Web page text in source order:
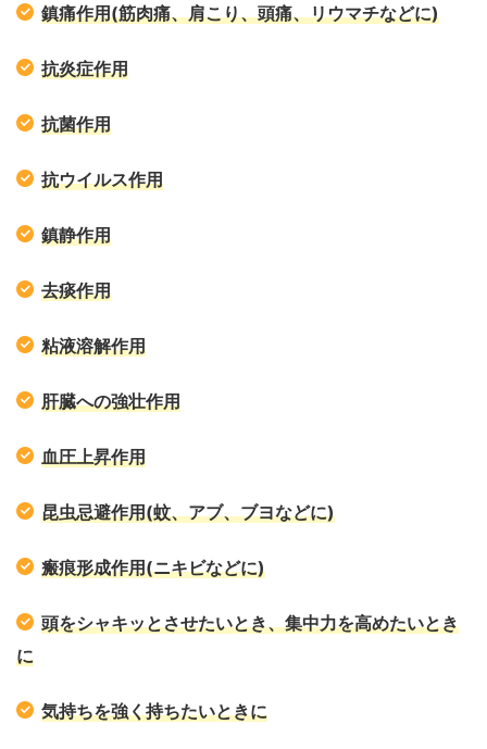
鎮痛作用(筋肉痛、肩こり、頭痛、リウマチなどに)
抗炎症作用
抗菌作用
抗ウイルス作用
鎮静作用
去痰作用
粘液溶解作用
肝臓への強壮作用
血圧上昇作用
昆虫忌避作用(蚊、アブ、ブヨなどに)
瘢痕形成作用(ニキビなどに)
頭をシャキッとさせたいとき、集中力を高めたいとき
に
気持ちを強く持ちたいときに